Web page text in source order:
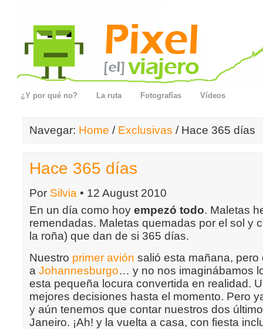
¿Y por qué no? La ruta Fotografías Vídeos
Navegar: Home / Exclusivas / Hace 365 días
Hace 365 días
Por Silvia • 12 August 2010
En un día como hoy empezó todo. Maletas
remendadas. Maletas quemadas por el sol y
la roña) que dan de si 365 días.
Nuestro primer avión salió esta mañana, pero
a Johannesburgo… y no nos imaginábamos
esta pequeña locura convertida en realidad.
mejores decisiones hasta el momento. Pero
y aún tenemos que contar nuestros dos
Janeiro. ¡Ah! y la vuelta a casa, con fiesta